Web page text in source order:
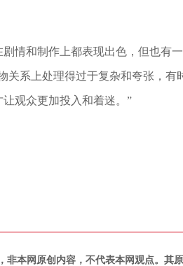
情和制作上都表现出色，但也有
关系上处理得过于复杂和夸张，
观众更加投入和着迷。”
非本网原创内容，不代表本网观点。其